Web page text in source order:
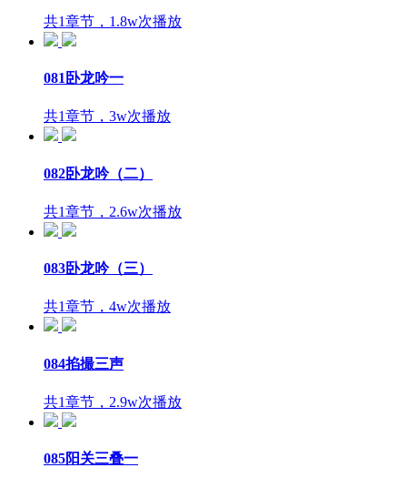
共1章节，1.8w次播放
081卧龙吟一
共1章节，3w次播放
082卧龙吟（二）
共1章节，2.6w次播放
083卧龙吟（三）
共1章节，4w次播放
084掐撮三声
共1章节，2.9w次播放
085阳关三叠一